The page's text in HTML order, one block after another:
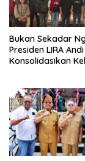
Bukan Sekadar
Presiden LIRA
Konsolidasikan